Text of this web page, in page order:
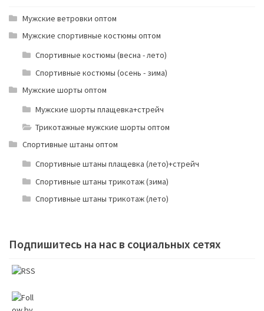
Мужские ветровки оптом
Мужские спортивные костюмы оптом
Спортивные костюмы (весна - лето)
Спортивные костюмы (осень - зима)
Мужские шорты оптом
Мужские шорты плащевка+стрейч
Трикотажные мужские шорты оптом
Спортивные штаны оптом
Спортивные штаны плащевка (лето)+стрейч
Спортивные штаны трикотаж (зима)
Спортивные штаны трикотаж (лето)
Подпишитесь на нас в социальных сетях